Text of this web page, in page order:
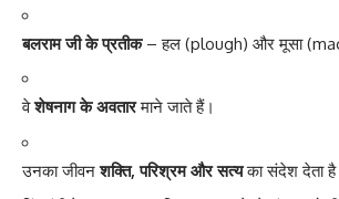
बलराम जी के प्रतीक– हल (plough) और मूसा
वेशेषनाग के अवतारमाने जाते हैं।
उनका जीवनशक्ति, परिश्रम और सत्यका संदेश देता